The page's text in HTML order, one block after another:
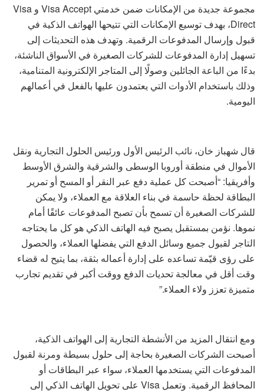
مجموعة جديدة من الإمكانات ضمن خدمتي Visa Accept و Visa
Direct، بهدف توسيع الإمكانات التي تتيحها الهواتف الذكية في
قبول وإرسال المدفوعات الرقمية. وتهدف هذه التحديثات إلى
تسهيل إدارة المدفوعات للشركات الصغيرة في الأسواق الناشئة،
بدءًا من الباعة الجائلين وصولًا إلى المتاجر الإلكترونية المتنامية،
وذلك باستخدام الأدوات التي يعتمدون عليها بالفعل في أعمالهم
اليومية.
قال شهباز خان، نائب الرئيس الأول ورئيس الحلول التجارية ونقل
الأموال في منطقة أوروبا الوسطى والشرقية والشرق الأوسط
وأفريقيا: “أصبحت كل عملية دفع عبر النقر أو المسح أو تمرير
البطاقة لحظة حاسمة في بناء العلاقة مع العملاء، ولا يمكن
للشركات الصغيرة أن تسمح بأن تصبح المدفوعات عائقًا أمام
نموها. نؤمن بمستقبل يصبح فيه الهاتف الذكي هو كل ما يحتاجه
التاجر لقبول جميع وسائل الدفع التي يفضلها العملاء، والحصول
على رؤى قيّمة تساعده على إدارة أعماله بثقة، بما يتيح له قضاء
وقت أقل في معالجة تحديات الدفع ووقت أكبر في تقديم تجارب
متميزة تعزز ولاء العملاء.”
ومع انتقال المزيد من الأنشطة التجارية إلى الهواتف الذكية،
أصبحت الشركات الصغيرة بحاجة إلى حلول بسيطة ومرنة لقبول
المدفوعات التي يستخدمها العملاء، سواء عبر البطاقات أو
المحافظ الرقمية. وتعمل Visa على تحويل الهاتف الذكي إلى